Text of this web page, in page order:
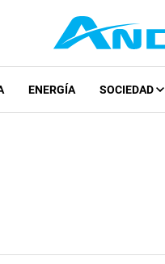
ENERGÍA SOCIEDAD